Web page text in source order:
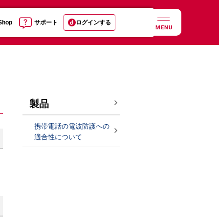
サポート ログインする
MENU
製品
携帯電話の電波防護への
適合性について